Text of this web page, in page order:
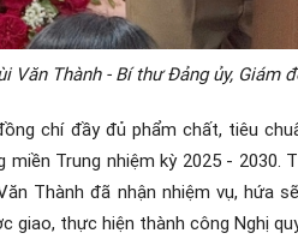
Văn Thành - Bí thư Đảng ủy, Giám
chí đầy đủ phẩm chất, tiêu
miền Trung nhiệm kỳ 2025 -
Thành đã nhận nhiệm vụ,
giao, thực hiện thành công Nghị